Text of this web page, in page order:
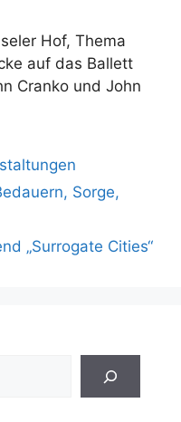
Hof, Thema
auf das Ballett
Cranko und John
Sorge,
„Surrogate Cities“